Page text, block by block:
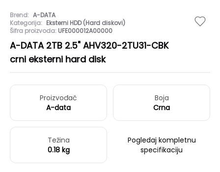
Brend: A-DATA
Kategorija: Eksterni HDD (Hard diskovi)
Šifra proizvoda: UFE000012A00000
A-DATA 2TB 2.5" AHV320-2TU31-CBK
crni eksterni hard disk
Proizvođač
A-data
Boja
Crna
Težina
0.18 kg
Pogledaj kompletnu
specifikaciju